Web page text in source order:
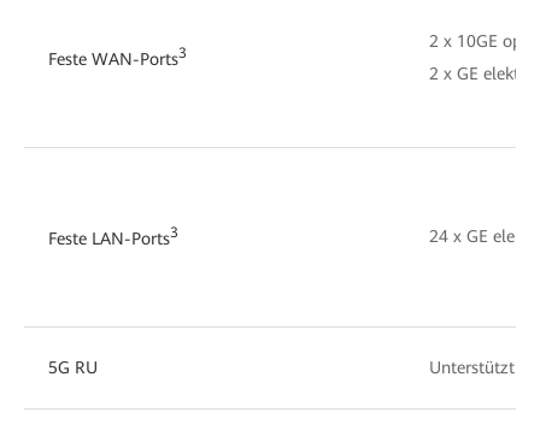
Feste WAN-Ports3
2 x 10GE
2 x GE
Feste LAN-Ports3 24 x GE
5G RU Unterstützt